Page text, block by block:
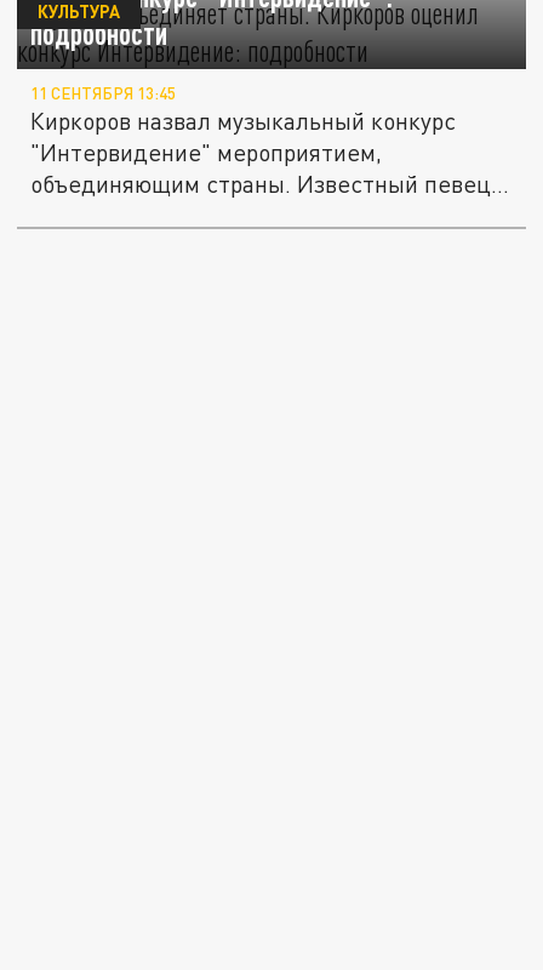
подробности
КУЛЬТУРА
11 СЕНТЯБРЯ 13:45
Киркоров назвал музыкальный конкурс
"Интервидение" мероприятием,
объединяющим страны. Известный певец